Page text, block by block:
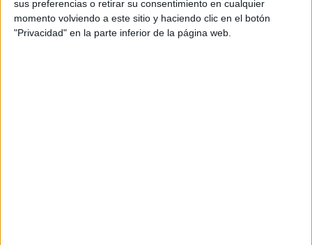
sus preferencias o retirar su consentimiento en cualquier
momento volviendo a este sitio y haciendo clic en el botón
"Privacidad" en la parte inferior de la página web.